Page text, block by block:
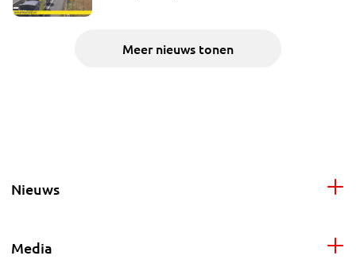
Meer nieuws tonen
Nieuws
Media